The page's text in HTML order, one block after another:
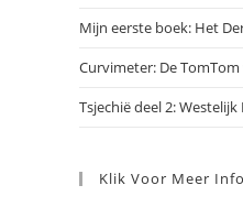
Mijn eerste boek: Het
Curvimeter: De
Tsjechië deel 2:
Klik Voor Meer